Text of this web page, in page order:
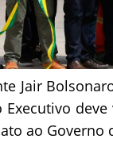
Jair
Executivo
ao Governo